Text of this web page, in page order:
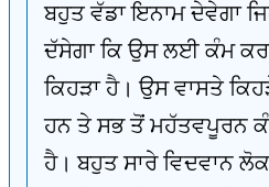
ਬਹੁਤ ਵੱਡਾ ਇਨਾਮ ਦੇਵੇਗਾ
ਦੱਸੇਗਾ ਕਿ ਉਸ ਲਈ ਕੰਮ
ਕਿਹੜਾ ਹੈ। ਉਸ ਵਾਸਤੇ
ਹਨ ਤੇ ਸਭ ਤੋਂ ਮਹੱਤਵਪੂਰਨ
ਹੈ। ਬਹੁਤ ਸਾਰੇ ਵਿਦਵਾਨ